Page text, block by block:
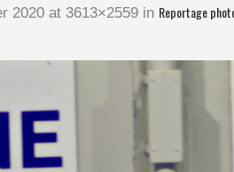
2020 at 3613×2559 in Reportage